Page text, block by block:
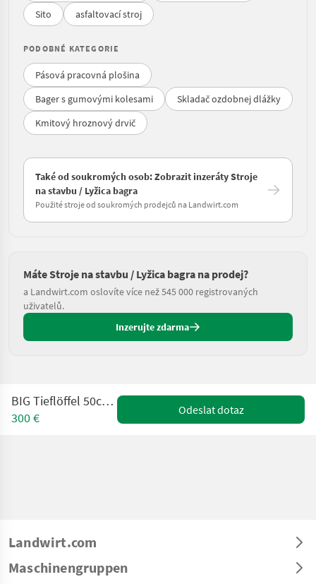
Sito
asfaltovací stroj
PODOBNÉ KATEGORIE
Pásová pracovná plošina
Bager s gumovými kolesami
Skladač ozdobnej dlážky
Kmitový hroznový drvič
Také od soukromých osob: Zobrazit inzeráty Stroje
na stavbu / Lyžica bagra
Použité stroje od soukromých prodejců na Landwirt.com
Máte Stroje na stavbu / Lyžica bagra na prodej?
a Landwirt.com oslovíte více než 545 000 registrovaných
uživatelů.
Inzerujte zdarma
BIG Tieflöffel 50cm Arbeitsbreite
300 €
Odeslat dotaz
Landwirt.com
Maschinengruppen